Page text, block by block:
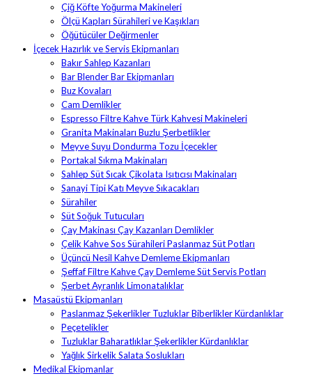
Çiğ Köfte Yoğurma Makineleri
Ölçü Kapları Sürahileri ve Kaşıkları
Öğütücüler Değirmenler
İçecek Hazırlık ve Servis Ekipmanları
Bakır Sahlep Kazanları
Bar Blender Bar Ekipmanları
Buz Kovaları
Cam Demlikler
Espresso Filtre Kahve Türk Kahvesi Makineleri
Granita Makinaları Buzlu Şerbetlikler
Meyve Suyu Dondurma Tozu İçecekler
Portakal Sıkma Makinaları
Sahlep Süt Sıcak Çikolata Isıtıcısı Makinaları
Sanayi Tipi Katı Meyve Sıkacakları
Sürahiler
Süt Soğuk Tutucuları
Çay Makinası Çay Kazanları Demlikler
Çelik Kahve Sos Sürahileri Paslanmaz Süt Potları
Üçüncü Nesil Kahve Demleme Ekipmanları
Şeffaf Filtre Kahve Çay Demleme Süt Servis Potları
Şerbet Ayranlık Limonatalıklar
Masaüstü Ekipmanları
Paslanmaz Şekerlikler Tuzluklar Biberlikler Kürdanlıklar
Peçetelikler
Tuzluklar Baharatlıklar Şekerlikler Kürdanlıklar
Yağlık Sirkelik Salata Soslukları
Medikal Ekipmanlar